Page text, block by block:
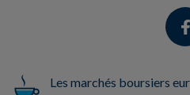
Les marchés boursiers